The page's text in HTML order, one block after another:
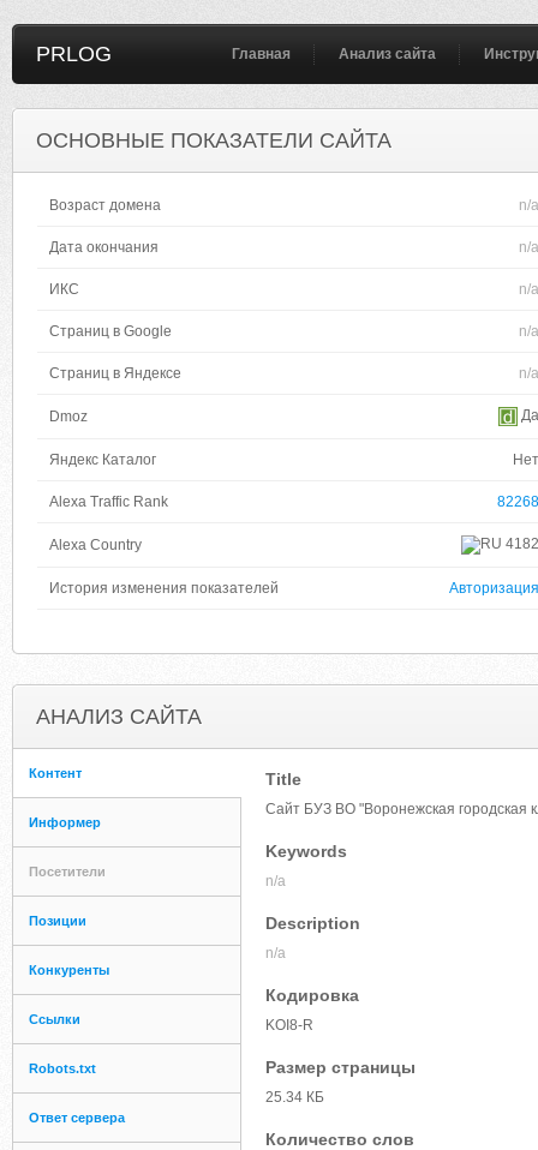
PRLOG Главная Анализ сайта
ОСНОВНЫЕ ПОКАЗАТЕЛИ САЙТА
Возраст домена n/a
Дата окончания n/a
ИКС n/a
Страниц в Google n/a
Страниц в Яндексе n/a
Dmoz Да
Яндекс Каталог Нет
Alexa Traffic Rank 82268
Alexa Country 4182
История изменения показателей Авторизация
АНАЛИЗ САЙТА
Контент
Информер
Посетители
Позиции
Конкуренты
Ссылки
Robots.txt
Ответ сервера
Title
Сайт БУЗ ВО "Воронежская городская
Keywords
n/a
Description
n/a
Кодировка
KOI8-R
Размер страницы
25.34 КБ
Количество слов